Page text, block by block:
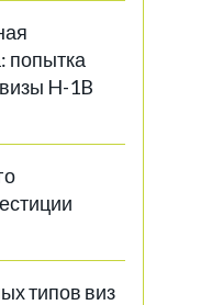
попытка
H-1B
типов виз